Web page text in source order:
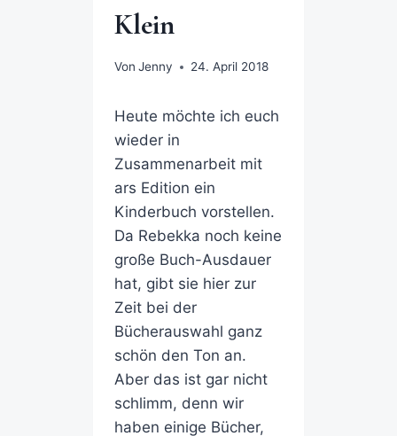
Klein
Von Jenny 24. April 2018
Heute möchte ich euch
wieder in
Zusammenarbeit mit
ars Edition ein
Kinderbuch vorstellen.
Da Rebekka noch keine
große Buch-Ausdauer
hat, gibt sie hier zur
Zeit bei der
Bücherauswahl ganz
schön den Ton an.
Aber das ist gar nicht
schlimm, denn wir
haben einige Bücher,